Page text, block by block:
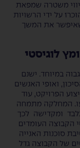
משטרה שמפאת
על ידי הרשויות
את המשך
לוגיסטי
במיוחד. ישנם
ואופי האנשים
הפרויקט, עוד
המחלקה מתמחה
ומקדישה לכך
הקבוצה העומדים
סוכנות האנייה
של הקבוצה גדל